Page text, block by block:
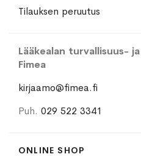
Tilauksen peruutus
Lääkealan turvallisuus-
Fimea
kirjaamo@fimea.fi
Puh. 029 522 3341
ONLINE SHOP